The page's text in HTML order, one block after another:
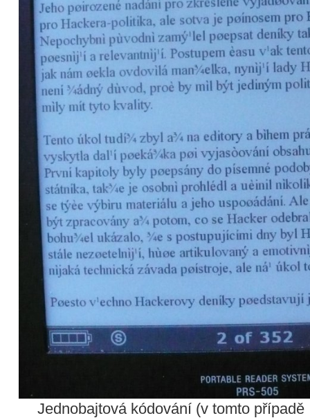
Jednobajtová kódování (v tomto